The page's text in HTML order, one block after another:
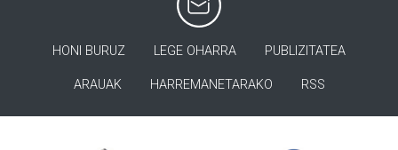
HONI BURUZ LEGE OHARRA PUBLIZITATEA
ARAUAK HARREMANETARAKO RSS